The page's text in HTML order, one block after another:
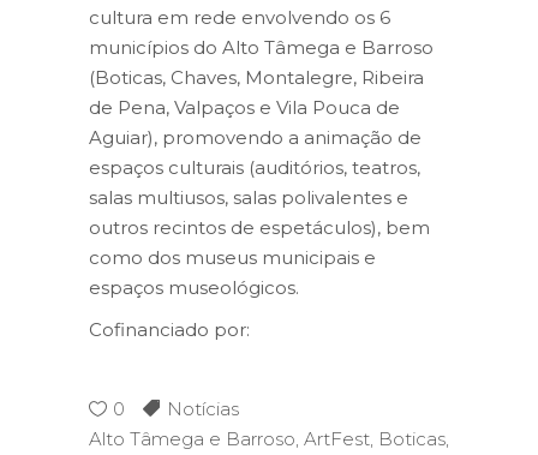
cultura em rede envolvendo os 6
municípios do Alto Tâmega e Barroso
(Boticas, Chaves, Montalegre, Ribeira
de Pena, Valpaços e Vila Pouca de
Aguiar), promovendo a animação de
espaços culturais (auditórios, teatros,
salas multiusos, salas polivalentes e
outros recintos de espetáculos), bem
como dos museus municipais e
espaços museológicos.
Cofinanciado por:
0
Notícias
Alto Tâmega e Barroso ArtFest Boticas